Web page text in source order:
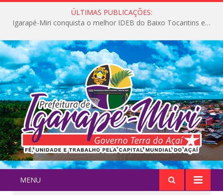
ÚLTIMAS PUBLICAÇÕES:
Igarapé-Miri conquista o melhor IDEB do Baixo Tocantins e avança na qualidade da educação pública
MENU